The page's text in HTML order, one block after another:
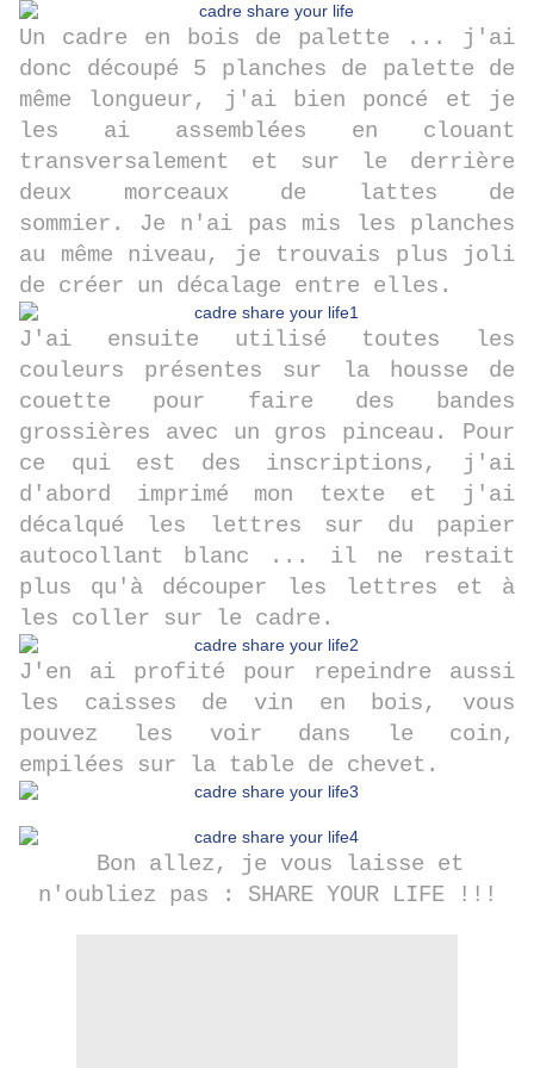
Un cadre en bois de palette ... j'ai
donc découpé 5 planches de palette de
même longueur, j'ai bien poncé et je
les ai assemblées en clouant
transversalement et sur le derrière
deux morceaux de lattes de
sommier. Je n'ai pas mis les planches
au même niveau, je trouvais plus joli
de créer un décalage entre elles.
J'ai ensuite utilisé toutes les
couleurs présentes sur la housse de
couette pour faire des bandes
grossières avec un gros pinceau. Pour
ce qui est des inscriptions, j'ai
d'abord imprimé mon texte et j'ai
décalqué les lettres sur du papier
autocollant blanc ... il ne restait
plus qu'à découper les lettres et à
les coller sur le cadre.
J'en ai profité pour repeindre aussi
les caisses de vin en bois, vous
pouvez les voir dans le coin,
empilées sur la table de chevet.
Bon allez, je vous laisse et
n'oubliez pas : SHARE YOUR LIFE !!!